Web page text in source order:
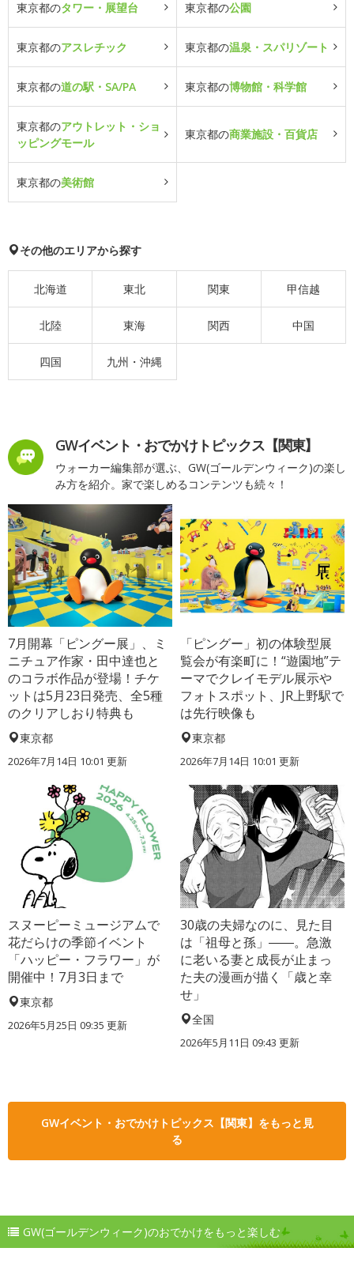
東京都のタワー・展望台 東京都の公園
東京都のアスレチック 東京都の温泉・スパリゾート
東京都の道の駅・SA/PA 東京都の博物館・科学館
東京都のアウトレット・ショ
ッピングモール
東京都の商業施設・百貨店
東京都の美術館
その他のエリアから探す
北海道 東北 関東 甲信越
北陸 東海 関西 中国
四国 九州・沖縄
GWイベント・おでかけトピックス【関東】
ウォーカー編集部が選ぶ、GW(ゴールデンウィーク)の楽し
み方を紹介。家で楽しめるコンテンツも続々！
7月開幕「ピングー展」、ミ
ニチュア作家・田中達也と
のコラボ作品が登場！チケ
ットは5月23日発売、全5種
のクリアしおり特典も
東京都
2026年7月14日 10:01 更新
「ピングー」初の体験型展
覧会が有楽町に！“遊園地”テ
ーマでクレイモデル展示や
フォトスポット、JR上野駅で
は先行映像も
東京都
2026年7月14日 10:01 更新
スヌーピーミュージアムで
花だらけの季節イベント
「ハッピー・フラワー」が
開催中！7月3日まで
東京都
2026年5月25日 09:35 更新
30歳の夫婦なのに、見た目
は「祖母と孫」――。急激
に老いる妻と成長が止まっ
た夫の漫画が描く「歳と幸
せ」
全国
2026年5月11日 09:43 更新
GWイベント・おでかけトピックス【関東】をもっと見
る
GW(ゴールデンウィーク)のおでかけをもっと楽しむ